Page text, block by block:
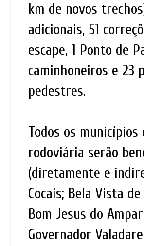
km de novos
adicionais, 51
escape, 1 Ponto de
caminhoneiros e 23
pedestres.
Todos os
rodoviária serão
(diretamente e
Cocais; Bela Vista
Bom Jesus do
Governador